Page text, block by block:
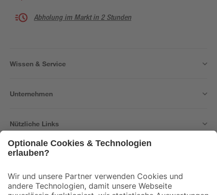
Abholung im Markt in 2 Stunden
Wissen & Service
Unternehmen
Nützliche Links
Der toom Newsletter: Keine Angebote und Aktionen mehr verpassen!